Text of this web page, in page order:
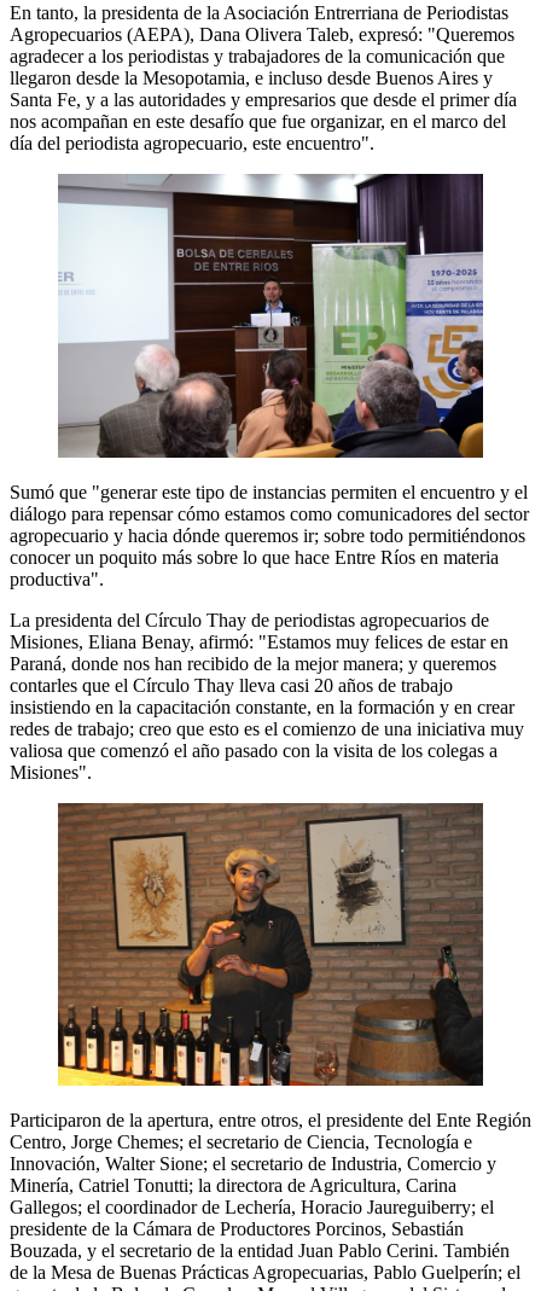
En tanto, la presidenta de la Asociación Entrerriana de Periodistas
Agropecuarios (AEPA), Dana Olivera Taleb, expresó: "Queremos
agradecer a los periodistas y trabajadores de la comunicación que
llegaron desde la Mesopotamia, e incluso desde Buenos Aires y
Santa Fe, y a las autoridades y empresarios que desde el primer día
nos acompañan en este desafío que fue organizar, en el marco del
día del periodista agropecuario, este encuentro".
Sumó que "generar este tipo de instancias permiten el encuentro y el
diálogo para repensar cómo estamos como comunicadores del sector
agropecuario y hacia dónde queremos ir; sobre todo permitiéndonos
conocer un poquito más sobre lo que hace Entre Ríos en materia
productiva".
La presidenta del Círculo Thay de periodistas agropecuarios de
Misiones, Eliana Benay, afirmó: "Estamos muy felices de estar en
Paraná, donde nos han recibido de la mejor manera; y queremos
contarles que el Círculo Thay lleva casi 20 años de trabajo
insistiendo en la capacitación constante, en la formación y en crear
redes de trabajo; creo que esto es el comienzo de una iniciativa muy
valiosa que comenzó el año pasado con la visita de los colegas a
Misiones".
Participaron de la apertura, entre otros, el presidente del Ente Región
Centro, Jorge Chemes; el secretario de Ciencia, Tecnología e
Innovación, Walter Sione; el secretario de Industria, Comercio y
Minería, Catriel Tonutti; la directora de Agricultura, Carina
Gallegos; el coordinador de Lechería, Horacio Jaureguiberry; el
presidente de la Cámara de Productores Porcinos, Sebastián
Bouzada, y el secretario de la entidad Juan Pablo Cerini. También
de la Mesa de Buenas Prácticas Agropecuarias, Pablo Guelperín; el